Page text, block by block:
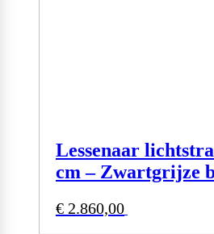
Lessenaar
cm – Zwartgrijze
€ 2.860,00